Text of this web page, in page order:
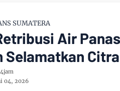
SUMATERA
Air
Selamatkan
04, 2026